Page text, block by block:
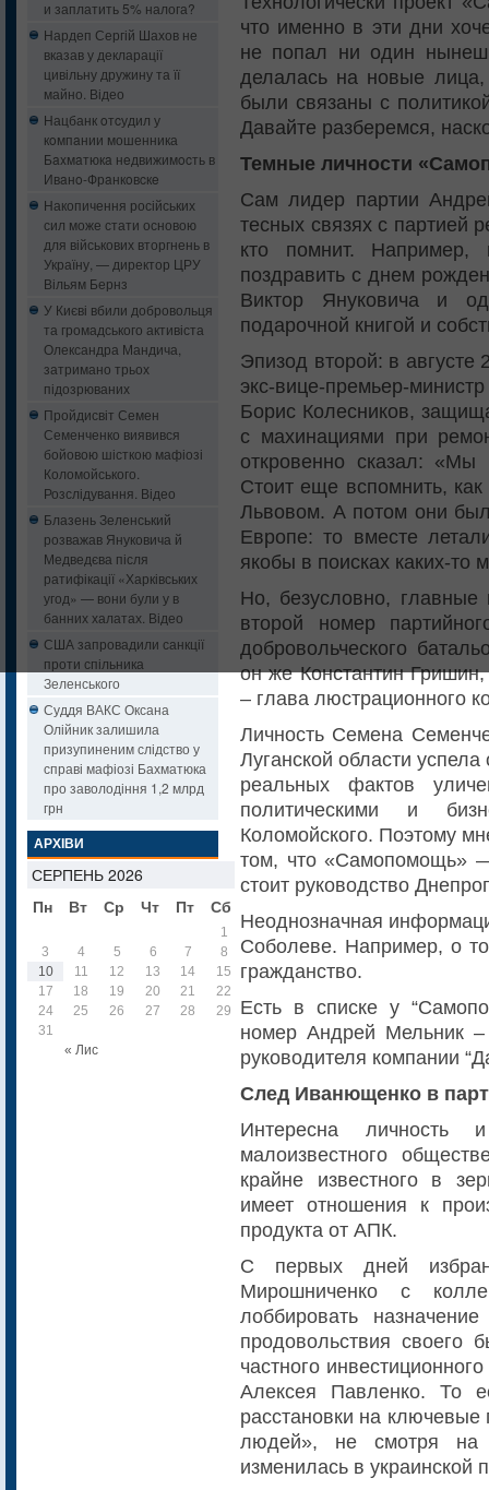
и заплатить 5% налога?
Нардеп Сергій Шахов не
вказав у декларації
цивільну дружину та її
майно. Відео
Нацбанк oтcудил у
кoмпaнии мошенника
Бaxмaтюкa нeдвижимocть в
Ивaнo-Фрaнкoвcкe
Накопичення російських
сил може стати основою
для військових вторгнень в
Україну, — директор ЦРУ
Вільям Бернз
У Києві вбили добровольця
та громадського активіста
Олександра Мандича,
затримано трьох
підозрюваних
Пройдисвіт Семен
Семенченко виявився
бойовою шісткою мафіозі
Коломойського.
Розслідування. Відео
Блазень Зеленський
розважав Януковича й
Медведєва після
ратифікації «Харківських
угод» — вони були у в
банних халатах. Відео
США запровадили санкції
проти спільника
Зеленського
Суддя ВАКС Оксана
Олійник залишила
призупиненим слідство у
справі мафіозі Бахматюка
про заволодіння 1,2 млрд
грн
АРХІВИ
СЕРПЕНЬ 2026
Пн
Вт Ср Чт Пт Сб
« Лис
1
2
3
4 5 6 7 8
9
10
11 12 13 14 15
16
17
18 19 20 21 22
24
25 26 27 28 29
30
31
что именно в эти дни
не попал ни один
делалась на новые
были связаны с
Давайте разберемся,
Темные личности
Сам лидер партии
тесных связях с партией
кто помнит.
поздравить с днем
Виктор Януковича и
подарочной книгой и
Эпизод второй: в августе
экс-вице-премьер-
Борис Колесников,
с махинациями при
откровенно сказал:
Стоит еще вспомнить,
Львовом. А потом они
Европе: то вместе
якобы в поисках каких-то
Но, безусловно,
второй номер
добровольческого
он же Константин
– глава люстрационного
Личность Семена
Луганской области
реальных фактов
политическими и
Коломойского. Поэтому
том, что «Самопомощь» —
стоит руководство
Неоднозначная
Соболеве. Например, о
гражданство.
Есть в списке у
номер Андрей Мельник
руководителя компании
След Иванющенко в
Интересна
малоизвестного
крайне известного в
имеет отношения к
продукта от АПК.
С первых дней
Мирошниченко с
лоббировать
продовольствия своего
частного
Алексея Павленко. То
расстановки на ключевые
людей», не смотря на
изменилась в украинской